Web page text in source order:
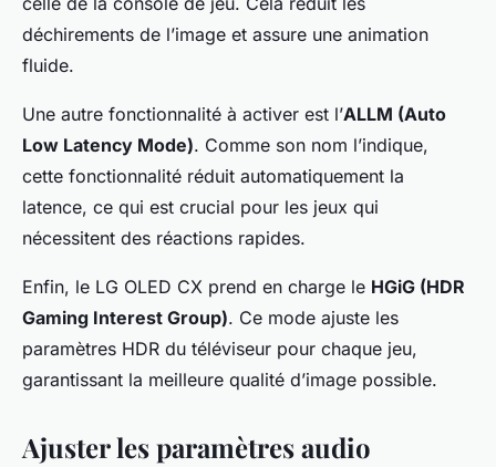
déchirements de l’image et assure une animation
fluide.
Une autre fonctionnalité à activer est l’ALLM (Auto
Low Latency Mode). Comme son nom l’indique,
cette fonctionnalité réduit automatiquement la
latence, ce qui est crucial pour les jeux qui
nécessitent des réactions rapides.
Enfin, le LG OLED CX prend en charge le HGiG (HDR
Gaming Interest Group). Ce mode ajuste les
paramètres HDR du téléviseur pour chaque jeu,
garantissant la meilleure qualité d’image possible.
Ajuster les paramètres audio